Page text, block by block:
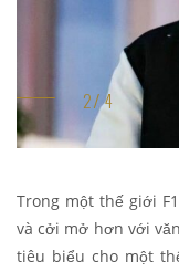
Trong một thế giới
và cởi mở hơn với
tiêu biểu cho một